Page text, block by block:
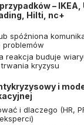
– IKEA,
Hilti, nc+
spóźniona
problemów
reakcja buduje
kryzysu
i dlaczego (HR,
i